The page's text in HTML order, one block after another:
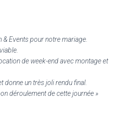
& Events pour notre mariage.
de week-end avec montage et
donne un très joli rendu final.
déroulement de cette journée »